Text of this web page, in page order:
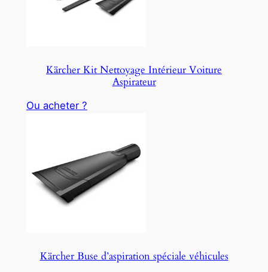
Kärcher Kit Nettoyage Intérieur Voiture
Aspirateur
Ou acheter ?
Kärcher Buse d’aspiration spéciale véhicules